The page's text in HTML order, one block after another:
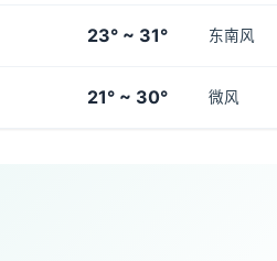
23° ~ 31° 东南风
21° ~ 30° 微风